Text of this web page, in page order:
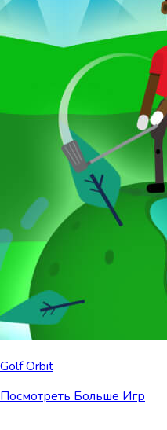
Golf Orbit
Посмотреть Больше Игр